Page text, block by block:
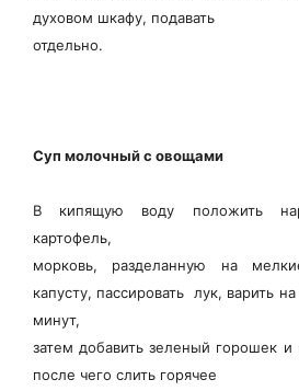
духовом шкафу, подавать
отдельно.
Суп молочный с овощами
В кипящую воду положить
картофель,
морковь, разделанную на
капусту, пассировать лук, варить
минут,
затем добавить зеленый горошек и
после чего слить горячее